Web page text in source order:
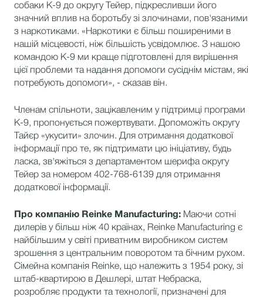
собаки К-9 до округу Тейер, підкресливши його
значний вплив на боротьбу зі злочинами, пов'язаними
з наркотиками. «Наркотики є більш поширеними в
нашій місцевості, ніж більшість усвідомлює. З нашою
командою K-9 ми краще підготовлені для вирішення
цієї проблеми та надання допомоги сусіднім містам, які
потребують допомоги», - сказав він.
Членам спільноти, зацікавленим у підтримці програми
K-9, пропонується пожертвувати. Допоможіть округу
Тайєр «укусити» злочин. Для отримання додаткової
інформації про те, як підтримати цю ініціативу, будь
ласка, зв'яжіться з департаментом шерифа округу
Тейер за номером 402-768-6139 для отримання
додаткової інформації.
Про компанію Reinke Manufacturing: Маючи сотні
дилерів у більш ніж 40 країнах, Reinke Manufacturing є
найбільшим у світі приватним виробником систем
зрошення з центральним поворотом та бічним рухом.
Сімейна компанія Reinke, що належить з 1954 року, зі
штаб-квартирою в Дешлері, штат Небраска,
розробляє продукти та технології, призначені для